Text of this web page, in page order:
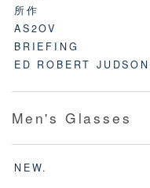
所作
AS2OV
BRIEFING
ED ROBERT JUDSON
Men's Glasses
NEW.